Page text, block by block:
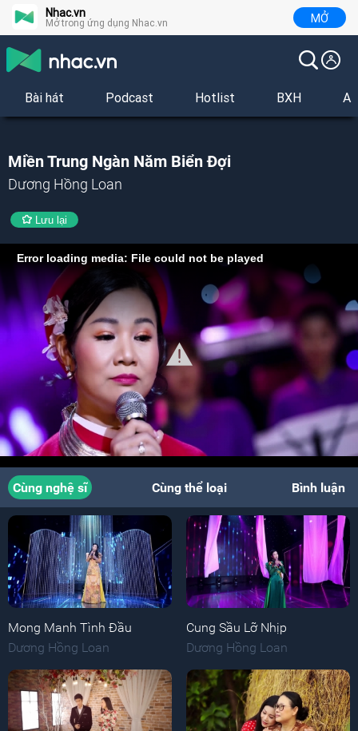
Nhac.vn
Mở trong ứng dụng Nhac.vn MỞ
Bài hát Podcast Hotlist BXH
Miền Trung Ngàn Năm Biển Đợi
Dương Hồng Loan
Lưu lại
Error loading media: File could not be played
Cùng nghệ sĩ Cùng thể loại Bình luận
Mong Manh Tình Đầu
Dương Hồng Loan
Cung Sầu Lỡ Nhịp
Dương Hồng Loan